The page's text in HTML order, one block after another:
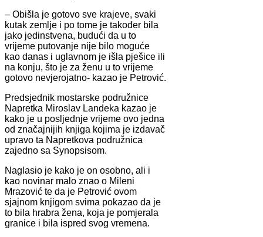
– Obišla je gotovo sve krajeve, svaki
kutak zemlje i po tome je također bila
jako jedinstvena, budući da u to
vrijeme putovanje nije bilo moguće
kao danas i uglavnom je išla pješice ili
na konju, što je za ženu u to vrijeme
gotovo nevjerojatno- kazao je Petrović.
Predsjednik mostarske podružnice
Napretka Miroslav Landeka kazao je
kako je u posljednje vrijeme ovo jedna
od značajnijih knjiga kojima je izdavač
upravo ta Napretkova podružnica
zajedno sa Synopsisom.
Naglasio je kako je on osobno, ali i
kao novinar malo znao o Mileni
Mrazović te da je Petrović ovom
sjajnom knjigom svima pokazao da je
to bila hrabra žena, koja je pomjerala
granice i bila ispred svog vremena.